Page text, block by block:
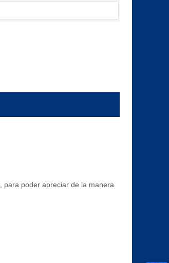
para poder apreciar de la manera